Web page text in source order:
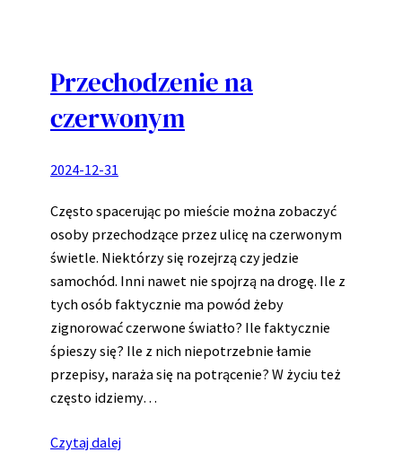
Przechodzenie na
czerwonym
2024-12-31
Często spacerując po mieście można zobaczyć
osoby przechodzące przez ulicę na czerwonym
świetle. Niektórzy się rozejrzą czy jedzie
samochód. Inni nawet nie spojrzą na drogę. Ile z
tych osób faktycznie ma powód żeby
zignorować czerwone światło? Ile faktycznie
śpieszy się? Ile z nich niepotrzebnie łamie
przepisy, naraża się na potrącenie? W życiu też
często idziemy…
Czytaj dalej